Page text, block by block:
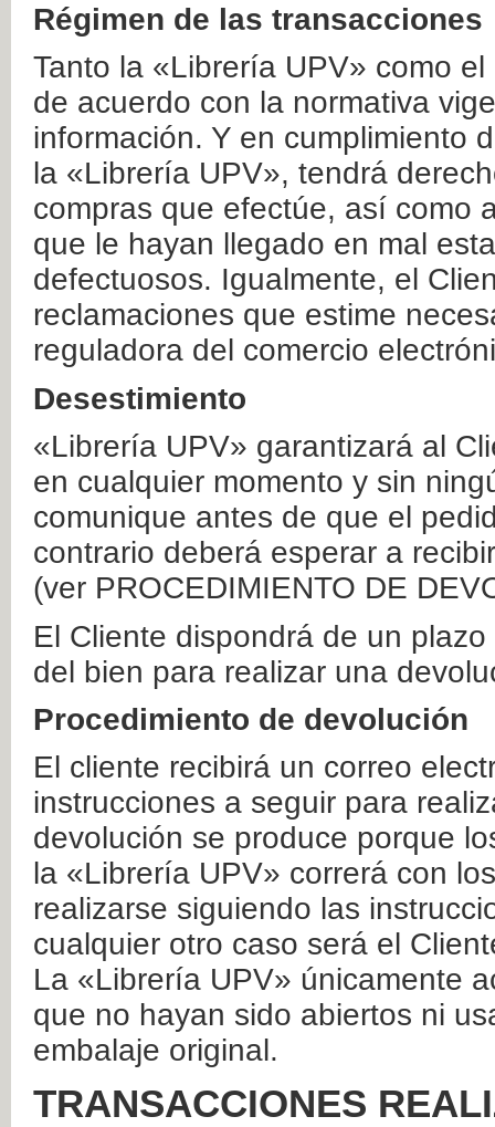
Régimen de las transacciones
Tanto la «Librería UPV» como
de acuerdo con la normativa
información. Y en cumplimiento
la «Librería UPV», tendrá
compras que efectúe, así como
que le hayan llegado en mal
defectuosos. Igualmente, el
reclamaciones que estime
reguladora del comercio
Desestimiento
«Librería UPV» garantizará al
en cualquier momento y sin
comunique antes de que el
contrario deberá esperar a
(ver PROCEDIMIENTO DE
El Cliente dispondrá de un
del bien para realizar una
Procedimiento de devolución
El cliente recibirá un correo
instrucciones a seguir para
devolución se produce porque
la «Librería UPV» correrá con
realizarse siguiendo las
cualquier otro caso será el
La «Librería UPV» únicamente
que no hayan sido abiertos ni
embalaje original.
TRANSACCIONES